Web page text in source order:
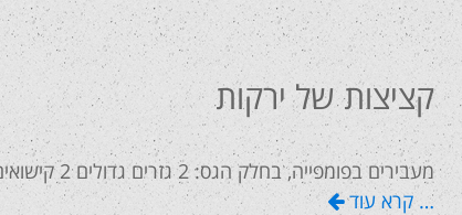
קציצות של ירקות
מעבירים בפומפייה, בחלק הגס: 2 גזרים גדולים 2 קישואים בינוניים וקשים 2 תפו"א בינוניים 1 בצל לבן בינוני ממליחים תוך
… קרא עוד